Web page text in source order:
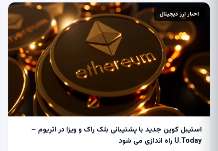
اخبار ارز دیجیتال
استیبل کوین جدید با پشتیبانی بلک راک و ویزا در اتریوم –
U.Today راه اندازی می شود